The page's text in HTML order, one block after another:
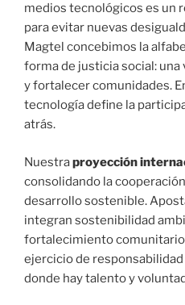
medios tecnológicos es un
para evitar nuevas
Magtel concebimos la
forma de justicia social:
y fortalecer comunidades.
tecnología define la
atrás.
Nuestraproyección
consolidando la
desarrollo sostenible.
integran sostenibilidad
fortalecimiento
ejercicio de
donde hay talento y